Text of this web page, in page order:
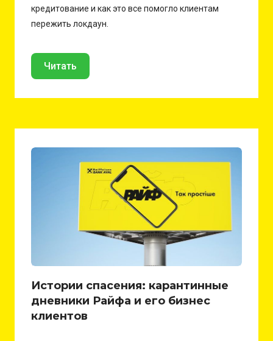
кредитование и как это все помогло клиентам
пережить локдаун.
Читать
Истории спасения: карантинные
дневники Райфа и его бизнес
клиентов